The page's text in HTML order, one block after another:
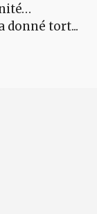
donné tort...